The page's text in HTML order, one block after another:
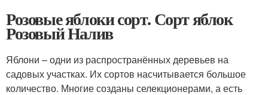
Розовые яблоки сорт. Сорт яблок
Розовый Налив
Яблони – одни из распространённых деревьев на
садовых участках. Их сортов насчитывается большое
количество. Многие созданы селекционерами, а есть